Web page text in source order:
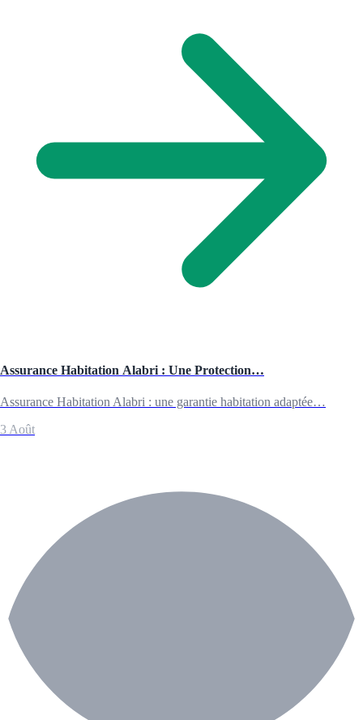
Assurance Habitation Alabri : Une Protection…
Assurance Habitation Alabri : une garantie habitation adaptée…
3 Août